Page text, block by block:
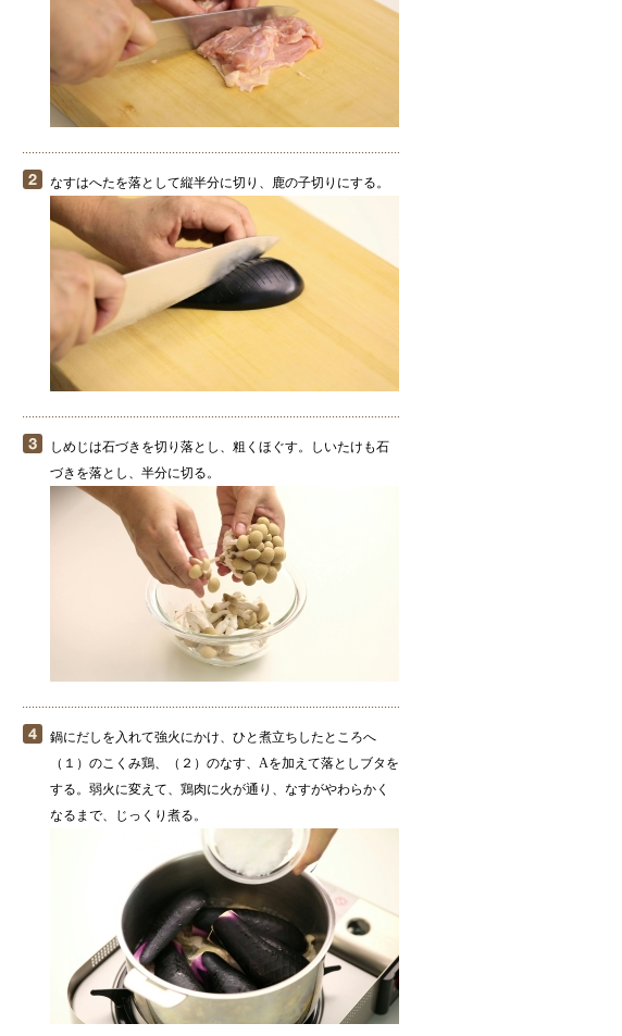
なすはへたを落として縦半分に切り、鹿の子切りにする。
しめじは石づきを切り落とし、粗くほぐす。しいたけも石
づきを落とし、半分に切る。
鍋にだしを入れて強火にかけ、ひと煮立ちしたところへ
（１）のこくみ鶏、（２）のなす、Aを加えて落としブタを
する。弱火に変えて、鶏肉に火が通り、なすがやわらかく
なるまで、じっくり煮る。